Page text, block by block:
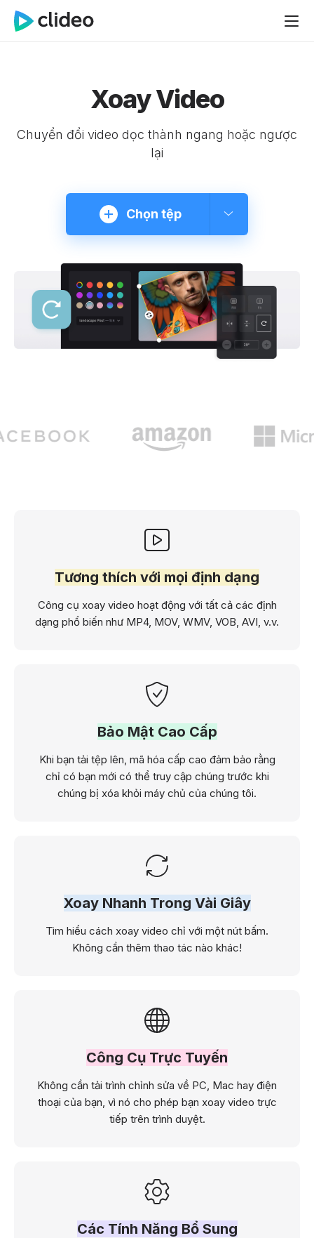
Xoay Video
Chuyển đổi video dọc thành ngang hoặc ngược
lại
Chọn tệp
Tương thích với mọi định dạng
Công cụ xoay video hoạt động với tất cả các định
dạng phổ biến như MP4, MOV, WMV, VOB, AVI, v.v.
Bảo Mật Cao Cấp
Khi bạn tải tệp lên, mã hóa cấp cao đảm bảo rằng
chỉ có bạn mới có thể truy cập chúng trước khi
chúng bị xóa khỏi máy chủ của chúng tôi.
Xoay Nhanh Trong Vài Giây
Tìm hiểu cách xoay video chỉ với một nút bấm.
Không cần thêm thao tác nào khác!
Công Cụ Trực Tuyến
Không cần tải trình chỉnh sửa về PC, Mac hay điện
thoại của bạn, vì nó cho phép bạn xoay video trực
tiếp trên trình duyệt.
Các Tính Năng Bổ Sung